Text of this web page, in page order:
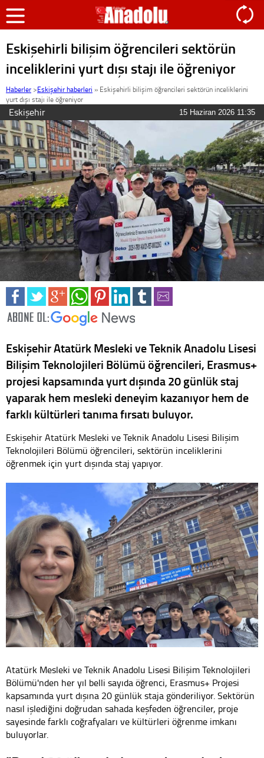
Eskişehirli bilişim öğrencileri sektörün
inceliklerini yurt dışı stajı ile öğreniyor
Haberler >Eskişehir haberleri » Eskişehirli bilişim öğrencileri sektörün inceliklerini
yurt dışı stajı ile öğreniyor
Eskişehir 15 Haziran 2026 11:35
Eskişehir Atatürk Mesleki ve Teknik Anadolu Lisesi
Bilişim Teknolojileri Bölümü öğrencileri, Erasmus+
projesi kapsamında yurt dışında 20 günlük staj
yaparak hem mesleki deneyim kazanıyor hem de
farklı kültürleri tanıma fırsatı buluyor.
Eskişehir Atatürk Mesleki ve Teknik Anadolu Lisesi Bilişim
Teknolojileri Bölümü öğrencileri, sektörün inceliklerini
öğrenmek için yurt dışında staj yapıyor.
Atatürk Mesleki ve Teknik Anadolu Lisesi Bilişim Teknolojileri
Bölümü'nden her yıl belli sayıda öğrenci, Erasmus+ Projesi
kapsamında yurt dışına 20 günlük staja gönderiliyor. Sektörün
nasıl işlediğini doğrudan sahada keşfeden öğrenciler, proje
sayesinde farklı coğrafyaları ve kültürleri öğrenme imkanı
buluyorlar.